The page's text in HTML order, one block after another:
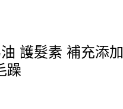
護髮素 補充添加
躁